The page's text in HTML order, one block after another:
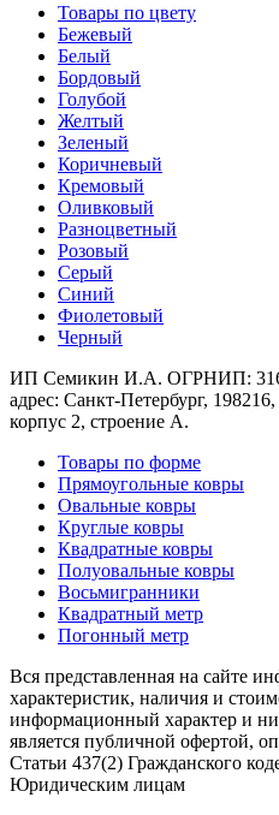
грязезащитные
По
цвету
Бежевый
Голубой
Кремовый
Розовый
Серый
Синий
Черный
По
цене
от
100
₽
до
5
000
₽
от
5
000
₽
до
Товары по цвету
Бежевый
Белый
Бордовый
Голубой
Желтый
Зеленый
Коричневый
Кремовый
Оливковый
Разноцветный
Розовый
Серый
Синий
Фиолетовый
Черный
ИП Семикин И.А. ОГРНИП:
адрес: Санкт-Петербург,
корпус 2, строение А.
Товары по форме
Прямоугольные ковры
Овальные ковры
Круглые ковры
Квадратные ковры
Полуовальные ковры
Восьмигранники
Квадратный метр
Погонный метр
Вся представленная на сайте
характеристик, наличия и
информационный характер и
является публичной офертой,
Статьи 437(2) Гражданского
Юридическим лицам